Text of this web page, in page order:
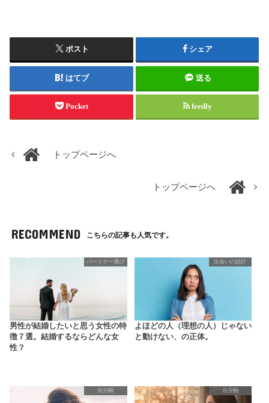
ポスト シェア
はてブ 送る
Pocket feedly
トップページへ
トップページへ
RECOMMEND こちらの記事も人気です。
パートナー選び
男性が結婚したいと思う女性の特
徴７選。結婚するならどんな女
性？
出会いの設計
よほどの人（理想の人）じゃない
と動けない、の正体。
自分軸 自分軸